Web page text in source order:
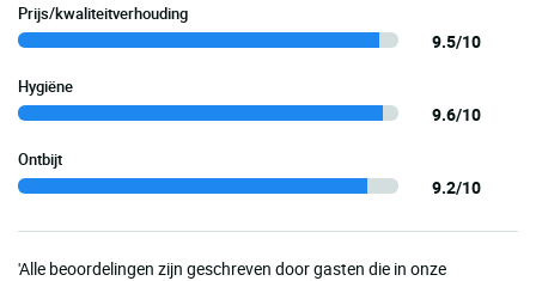
Prijs/kwaliteitverhouding
9.5/10
Hygiëne
9.6/10
Ontbijt
9.2/10
'Alle beoordelingen zijn geschreven door gasten die in onze